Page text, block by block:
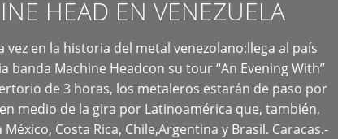
HEAD EN VENEZUELA
vez en la historia del metal venezolano:llega al país
banda Machine Headcon su tour “An Evening With”
de 3 horas, los metaleros estarán de paso por
medio de la gira por Latinoamérica que, también,
México, Costa Rica, Chile,Argentina y Brasil. Caracas.-